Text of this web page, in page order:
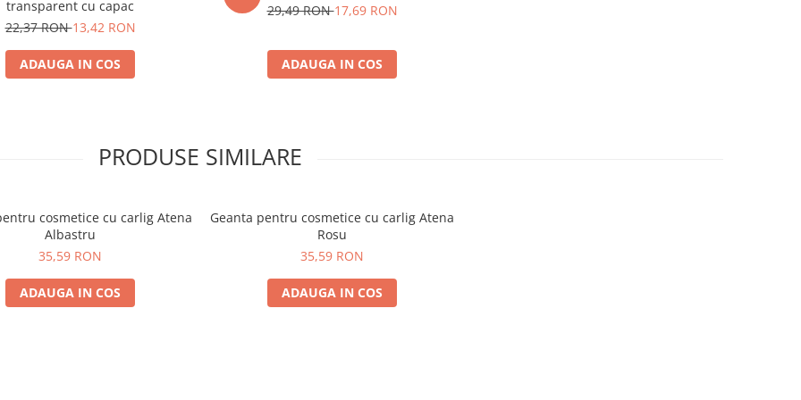
transparent cu capac
22,37 RON13,42 RON
ADAUGA IN COS
29,49 RON17,69 RON
ADAUGA IN COS
PRODUSE SIMILARE
cosmetice cu carlig Atena
Albastru
35,59 RON
ADAUGA IN COS
Geanta pentru cosmetice cu carlig Atena
Rosu
35,59 RON
ADAUGA IN COS